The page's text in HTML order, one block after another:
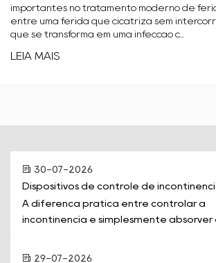
importantes no tratamento moderno de
entre uma ferida que cicatriza sem
que se transforma em uma infecção c...
LEIA MAIS
30-07-2026
Dispositivos de controle de
A diferença prática entre controlar a
incontinência e simplesmente absorver
29-07-2026